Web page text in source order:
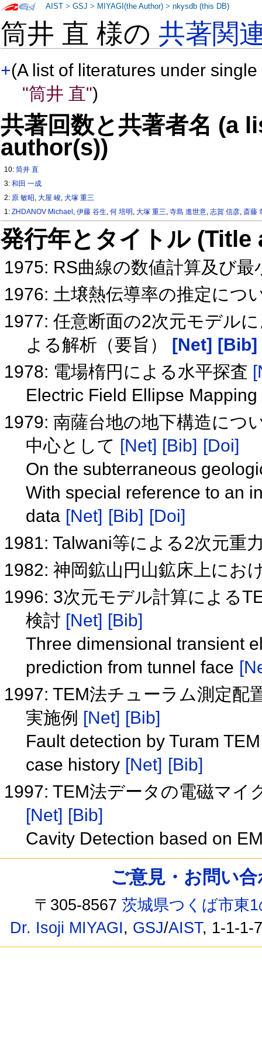
筒井 直 様の共著関
+(A list of literatures under
"筒井 直")
共著回数と共著者名 (a
author(s))
10:筒井 直
3:和田 一成
2: 原 敏昭,大屋 峻,犬塚 重三
1:ZHDANOV Michael ,伊藤 谷生,何 培明 ,大塚 重三,寺島 進世意,志賀 信彦,斎藤
発行年とタイトル
1975: RS曲線の数値計算及び
1976: 土壌熱伝導率の推定につ
1977: 任意断面の2次元モデル
よる解析（要旨）
[Net] [Bib]
1978: 電場楕円による水平探査
Electric Field Ellipse Mapping
1979: 南薩台地の地下構造につ
中心として [Net] [Bib] [Doi]
On the subterraneous
With special reference to an
data [Net] [Bib] [Doi]
1981: Talwani等による2次元重
1982: 神岡鉱山円山鉱床上にお
1996: 3次元モデル計算による
検討 [Net] [Bib]
Three dimensional transient
prediction from tunnel face
1997: TEM法チューラム測定配
実施例 [Net] [Bib]
Fault detection by Turam
case history [Net] [Bib]
1997: TEM法データの電磁マイ
[Net] [Bib]
Cavity Detection based on
AIST >GSJ > MIYAGI(the Author) >nkysdb (this DB)
ご意見・お問い
〒305-8567茨城県つくば市東
Dr. Isoji MIYAGI, GSJ/AIST, 1-1-1-